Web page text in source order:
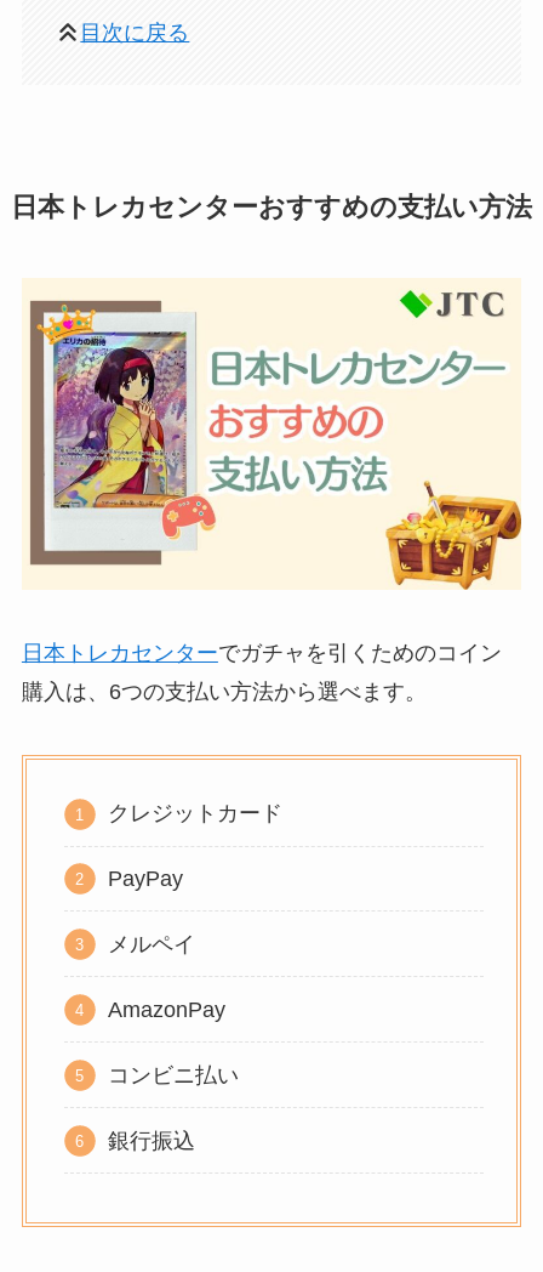
目次に戻る
日本トレカセンターおすすめの支払い方法
日本トレカセンターでガチャを引くためのコイン
購入は、6つの支払い方法から選べます。
クレジットカード
PayPay
メルペイ
AmazonPay
コンビニ払い
銀行振込